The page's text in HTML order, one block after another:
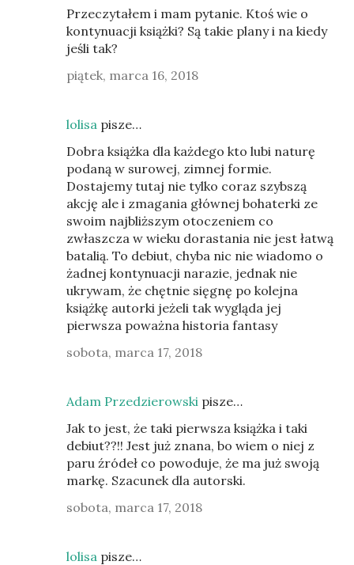
Przeczytałem i mam pytanie. Ktoś wie o
kontynuacji książki? Są takie plany i na kiedy
jeśli tak?
piątek, marca 16, 2018
lolisa pisze…
Dobra książka dla każdego kto lubi naturę
podaną w surowej, zimnej formie.
Dostajemy tutaj nie tylko coraz szybszą
akcję ale i zmagania głównej bohaterki ze
swoim najbliższym otoczeniem co
zwłaszcza w wieku dorastania nie jest łatwą
batalią. To debiut, chyba nic nie wiadomo o
żadnej kontynuacji narazie, jednak nie
ukrywam, że chętnie sięgnę po kolejna
książkę autorki jeżeli tak wygląda jej
pierwsza poważna historia fantasy
sobota, marca 17, 2018
Adam Przedzierowski pisze…
Jak to jest, że taki pierwsza książka i taki
debiut??!! Jest już znana, bo wiem o niej z
paru źródeł co powoduje, że ma już swoją
markę. Szacunek dla autorski.
sobota, marca 17, 2018
lolisa pisze…